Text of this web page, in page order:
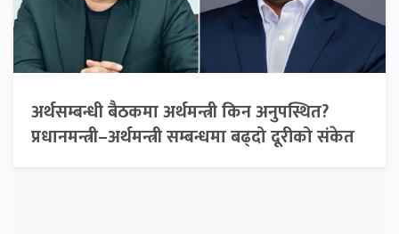
अर्थसम्बन्धी बैठकमा अर्थमन्त्री किन अनुपस्थित?
प्रधानमन्त्री–अर्थमन्त्री सम्बन्धमा बढ्दो दूरीको संकेत